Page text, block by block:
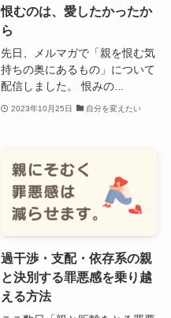
恨むのは、愛したかったか
ら
先日、メルマガで「親を恨む気
持ちの奥にあるもの」について
配信しました。 恨みの...
2023年10月25日 自分を変えたい
過干渉・支配・依存系の親
と決別する罪悪感を乗り越
える方法